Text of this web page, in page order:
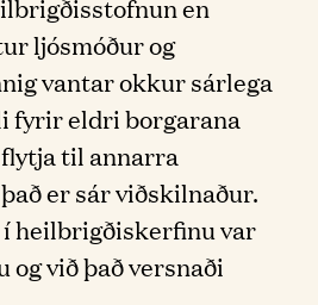
en
ljósmóður og
vantar okkur sárlega
fyrir eldri borgarana
til annarra
er sár viðskilnaður.
heilbrigðiskerfinu var
við það versnaði